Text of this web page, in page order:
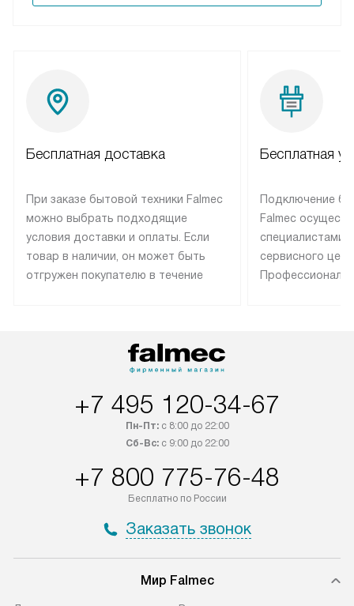
Бесплатная доставка
При заказе бытовой техники Falmec
можно выбрать подходящие
условия доставки и оплаты. Если
товар в наличии, он может быть
отгружен покупателю в течение
оплачивается дополнительно.
Возможна доставка товаров по
Бесплатная
Подключение
Falmec
специалистами
сервисного
+7 495 120-34-67
Пн-Пт:с 8:00 до 22:00
Сб-Вс:с 9:00 до 22:00
+7 800 775-76-48
Бесплатно по России
Заказать звонок
Мир Falmec